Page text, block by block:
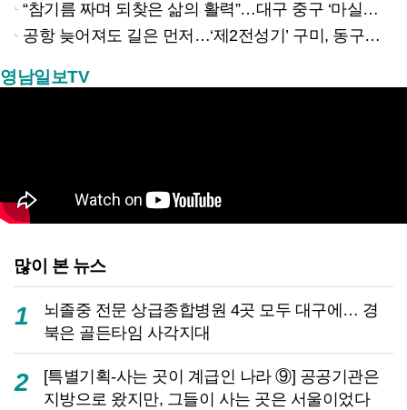
“참기름 짜며 되찾은 삶의 활력”…대구 중구 ‘마실방앗간’ 어르신들의 인생 2막
공항 늦어져도 길은 먼저…‘제2전성기’ 구미, 동구미역 더 절실
영남일보TV
많이 본 뉴스
1
뇌졸중 전문 상급종합병원 4곳 모두 대구에… 경
북은 골든타임 사각지대
2
[특별기획-사는 곳이 계급인 나라 ⑨] 공공기관은
지방으로 왔지만, 그들이 사는 곳은 서울이었다